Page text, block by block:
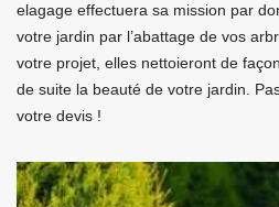
elagage effectuera sa mission par
votre jardin par l’abattage de vos
votre projet, elles nettoieront de
de suite la beauté de votre jardin.
votre devis !